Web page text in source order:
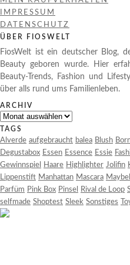
IMPRESSUM
DATENSCHUTZ
ÜBER FIOSWELT
FiosWelt ist ein deutscher Blog,
Beauty geboren wurde. Hier
Beauty-Trends, Fashion und
über alls rund ums Familienleben.
ARCHIV
Archiv
TAGS
Alverde aufgebraucht balea Blush
Degustabox Essen Essence Essie
Gewinnspiel
Haare Highlighter Jolifin
Lippenstift Manhattan Mascara
Parfüm Pink Box Pinsel Rival de Loop
selfmade Shoptest Sleek Sonstiges